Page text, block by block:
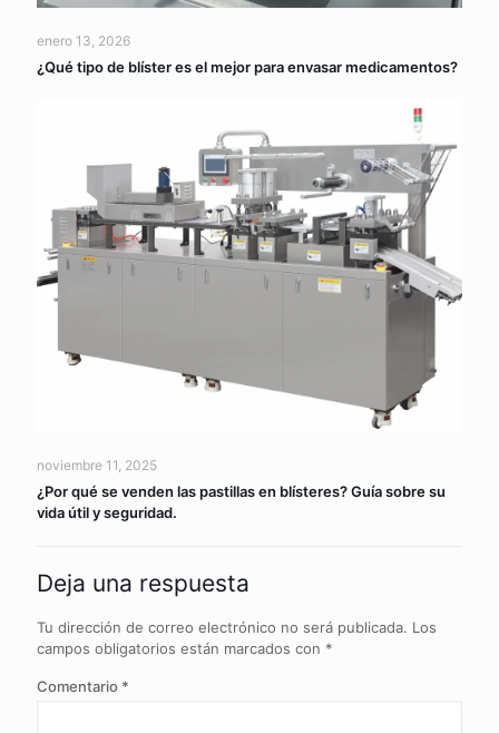
enero 13, 2026
¿Qué tipo de blíster es el mejor para envasar medicamentos?
noviembre 11, 2025
¿Por qué se venden las pastillas en blísteres? Guía sobre su
vida útil y seguridad.
Deja una respuesta
Tu dirección de correo electrónico no será publicada. Los
campos obligatorios están marcados con *
Comentario *